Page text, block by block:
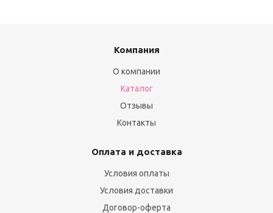
Компания
О компании
Каталог
Отзывы
Контакты
Оплата и доставка
Условия оплаты
Условия доставки
Договор-оферта